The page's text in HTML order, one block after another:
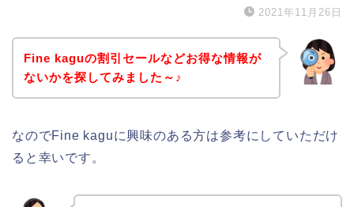
2021年11月26日
Fine kaguの割引セールなどお得な情報が
ないかを探してみました～♪
なのでFine kaguに興味のある方は参考にしていただけ
ると幸いです。